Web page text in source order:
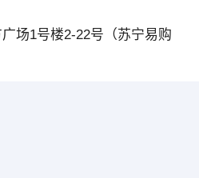
场1号楼2-22号（苏宁易购